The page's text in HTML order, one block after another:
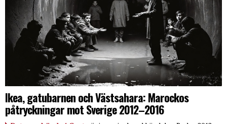
Ikea, gatubarnen och Västsahara: Marockos
påtryckningar mot Sverige 2012–2016